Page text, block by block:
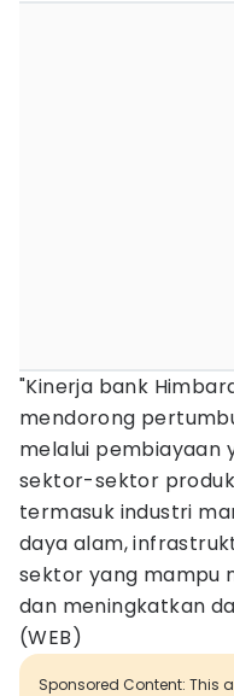
"Kinerja bank
mendorong
melalui pembiayaan
sektor-sektor
termasuk industri
daya alam,
sektor yang mampu
dan meningkatkan
(WEB)
Sponsored Content: This